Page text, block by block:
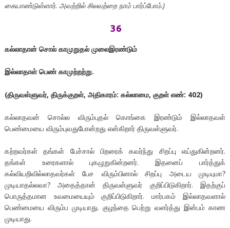
கையாண்டுள்ளார். அவற்றில்சிலவற்றைநாம் பார்ப்போம்.)
36
கல்லாதான் சொல் காமுறுதல் முலைஇரண்டும்
இல்லாதாள் பெண் காமுற்றற்று.
(திருவள்ளுவர், திருக்குறள், அதிகாரம்: கல்லாமை, குறள் எண்: 402)
கல்லாதவன் சொல்ல விரும்புதல் கொங்கை இரண்டும் இல்லாதவள்
பெண்மையை விரும்புவதுபோன்றது என்கிறார் திருவள்ளுவர்.
கற்றவர்கள் தங்கள் பேச்சால் பிறரைக் கவர்ந்து சிறப்பு எய்துகின்றனர்.
தங்கள் உரைகளால் புகழுறுகின்றனர். இதனைப் பார்த்துக்
கல்வியறிவில்லாதவர்கள் பேச விரும்பினால் சிறப்பு அடைய முடியுமா?
முடியாதல்லவா? அதைத்தான் திருவள்ளுவர் குறிப்பிடுகிறார். இதற்குப்
பொருத்தமான உவமையையும் குறிப்பிடுகிறார். மார்பகம் இல்லாதவளால்
பெண்மையை விரும்ப முடியாது. குழந்தை பெற்று வளர்த்து இன்பம் காண
முடியாது.